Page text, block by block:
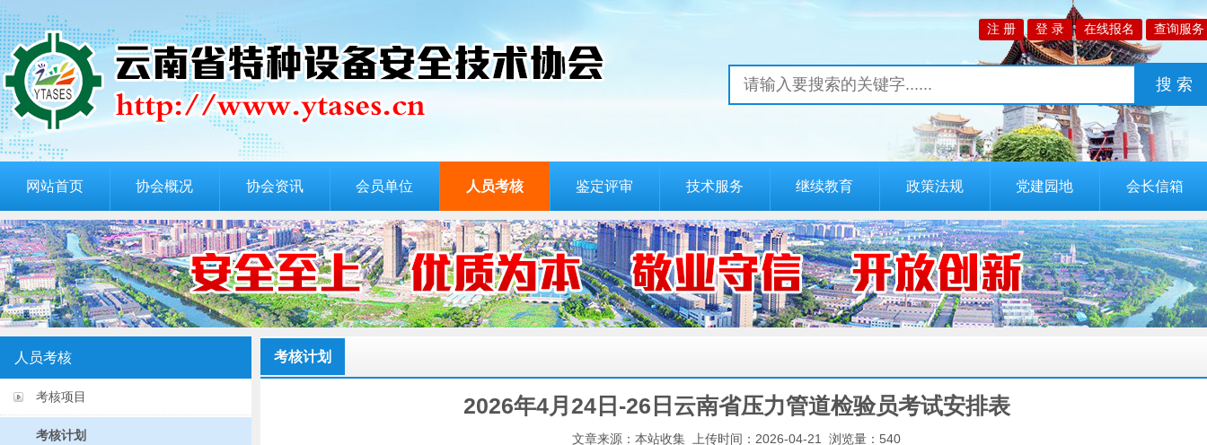
网站首页 协会概况 协会资讯 会员单位 人员考核 鉴定评审 技术服务 继续教育 政策法规 党建园地 会长信箱
人员考核
考核项目
考核计划
考核计划
2026年4月24日-26日云南省压力管道检验员考试安排表
文章来源：本站收集 上传时间：2026-04-21 浏览量：540